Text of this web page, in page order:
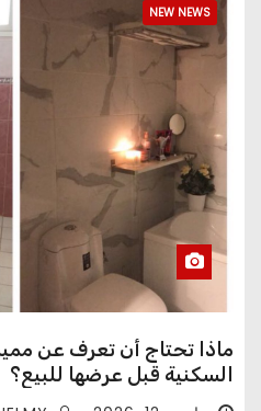
NEW NEWS
ماذا تحتاج أن تعرف عن
السكنية قبل عرضها للبيع؟